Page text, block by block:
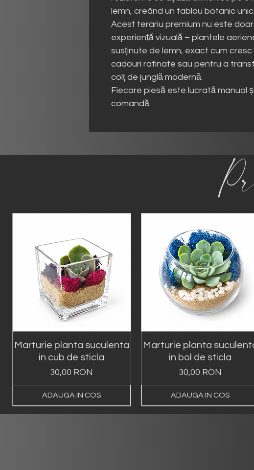
lemn, creând un tablou botanic unic.
Acest terariu premium nu este
experiență vizuală – plantele
susținute de lemn, exact cum
cadouri rafinate sau pentru a
colț de junglă modernă.
Fiecare piesă este lucrată manual
comandă.
Marturie planta suculenta
in cub de sticla
Preț
30,00 RON
ADAUGA IN COS
Marturie planta
in bol de sticla
Preț
30,00 RON
ADAUGA IN COS